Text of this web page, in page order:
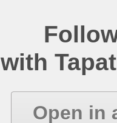
with
Open in